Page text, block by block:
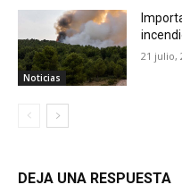
Noticias
21 julio,
DEJA UNA RESPUESTA